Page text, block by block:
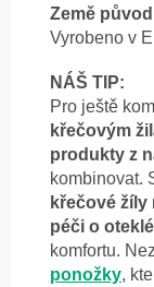
Země
Vyrobeno v
NÁŠ TIP:
Pro ještě
křečovým
produkty z
kombinovat.
křečové žíly
péči o
komfortu.
ponožky,